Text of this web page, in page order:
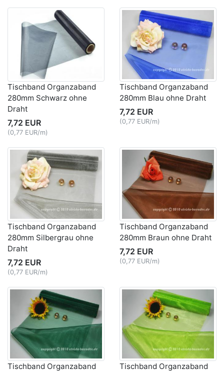
Tischband Organzaband
280mm Schwarz ohne
Draht
7,72 EUR
(0,77 EUR/m)
Tischband Organzaband
280mm Blau ohne Draht
7,72 EUR
(0,77 EUR/m)
Tischband Organzaband
280mm Silbergrau ohne
Draht
7,72 EUR
(0,77 EUR/m)
Tischband Organzaband
280mm Braun ohne Draht
7,72 EUR
(0,77 EUR/m)
Tischband Organzaband
Tischband Organzaband